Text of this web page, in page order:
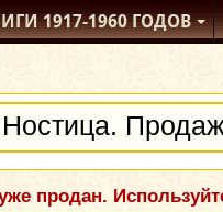
1917-1960ГОДОВ
продан.